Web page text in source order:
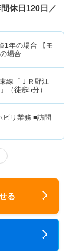
休日120日／
1年の場合 【モ
場合
線「ＪＲ野江
（徒歩5分）
ビリ業務 ■訪問
る